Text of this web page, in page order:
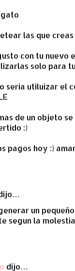
las que
con tu
solo para
seria utiluizar el
de un objeto
:)
pagos hoy :)
un
segun la
dijo…